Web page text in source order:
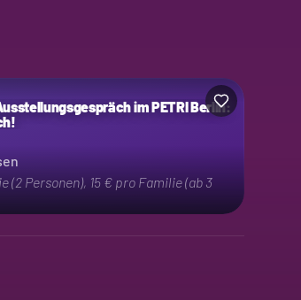
im PETRI Berlin:
(2 Personen), 15 € pro Familie (ab 3